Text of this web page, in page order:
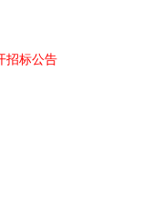
招标公告